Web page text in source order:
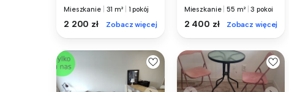
Mieszkanie 31 m² 1 pokój
2 200 zł Zobacz więcej
Mieszkanie |55 m² |3 pokoi
2 400 zł Zobacz więcej